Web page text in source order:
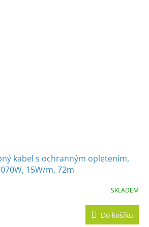
kabel s ochranným opletením,
15W/m, 72m
SKLADEM
Do košíku